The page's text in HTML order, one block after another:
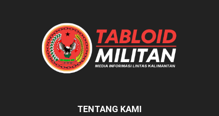
TENTANG KAMI